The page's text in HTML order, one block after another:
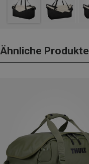
Ähnliche Produkte